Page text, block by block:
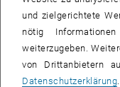
Dekan der
und zielgerichtete
nötig
weiterzugeben.
von Drittanbietern
Datenschutzerklärung.